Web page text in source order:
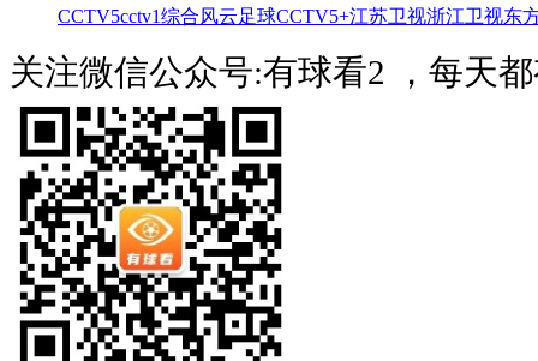
CCTV5cctv1综合风云足球CCTV5+江苏卫视浙江卫视东
关注微信公众号:有球看2 ，每天